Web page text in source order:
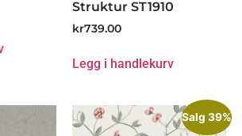
Struktur ST1910
kr739.00
Legg i handlekurv
Salg 39%